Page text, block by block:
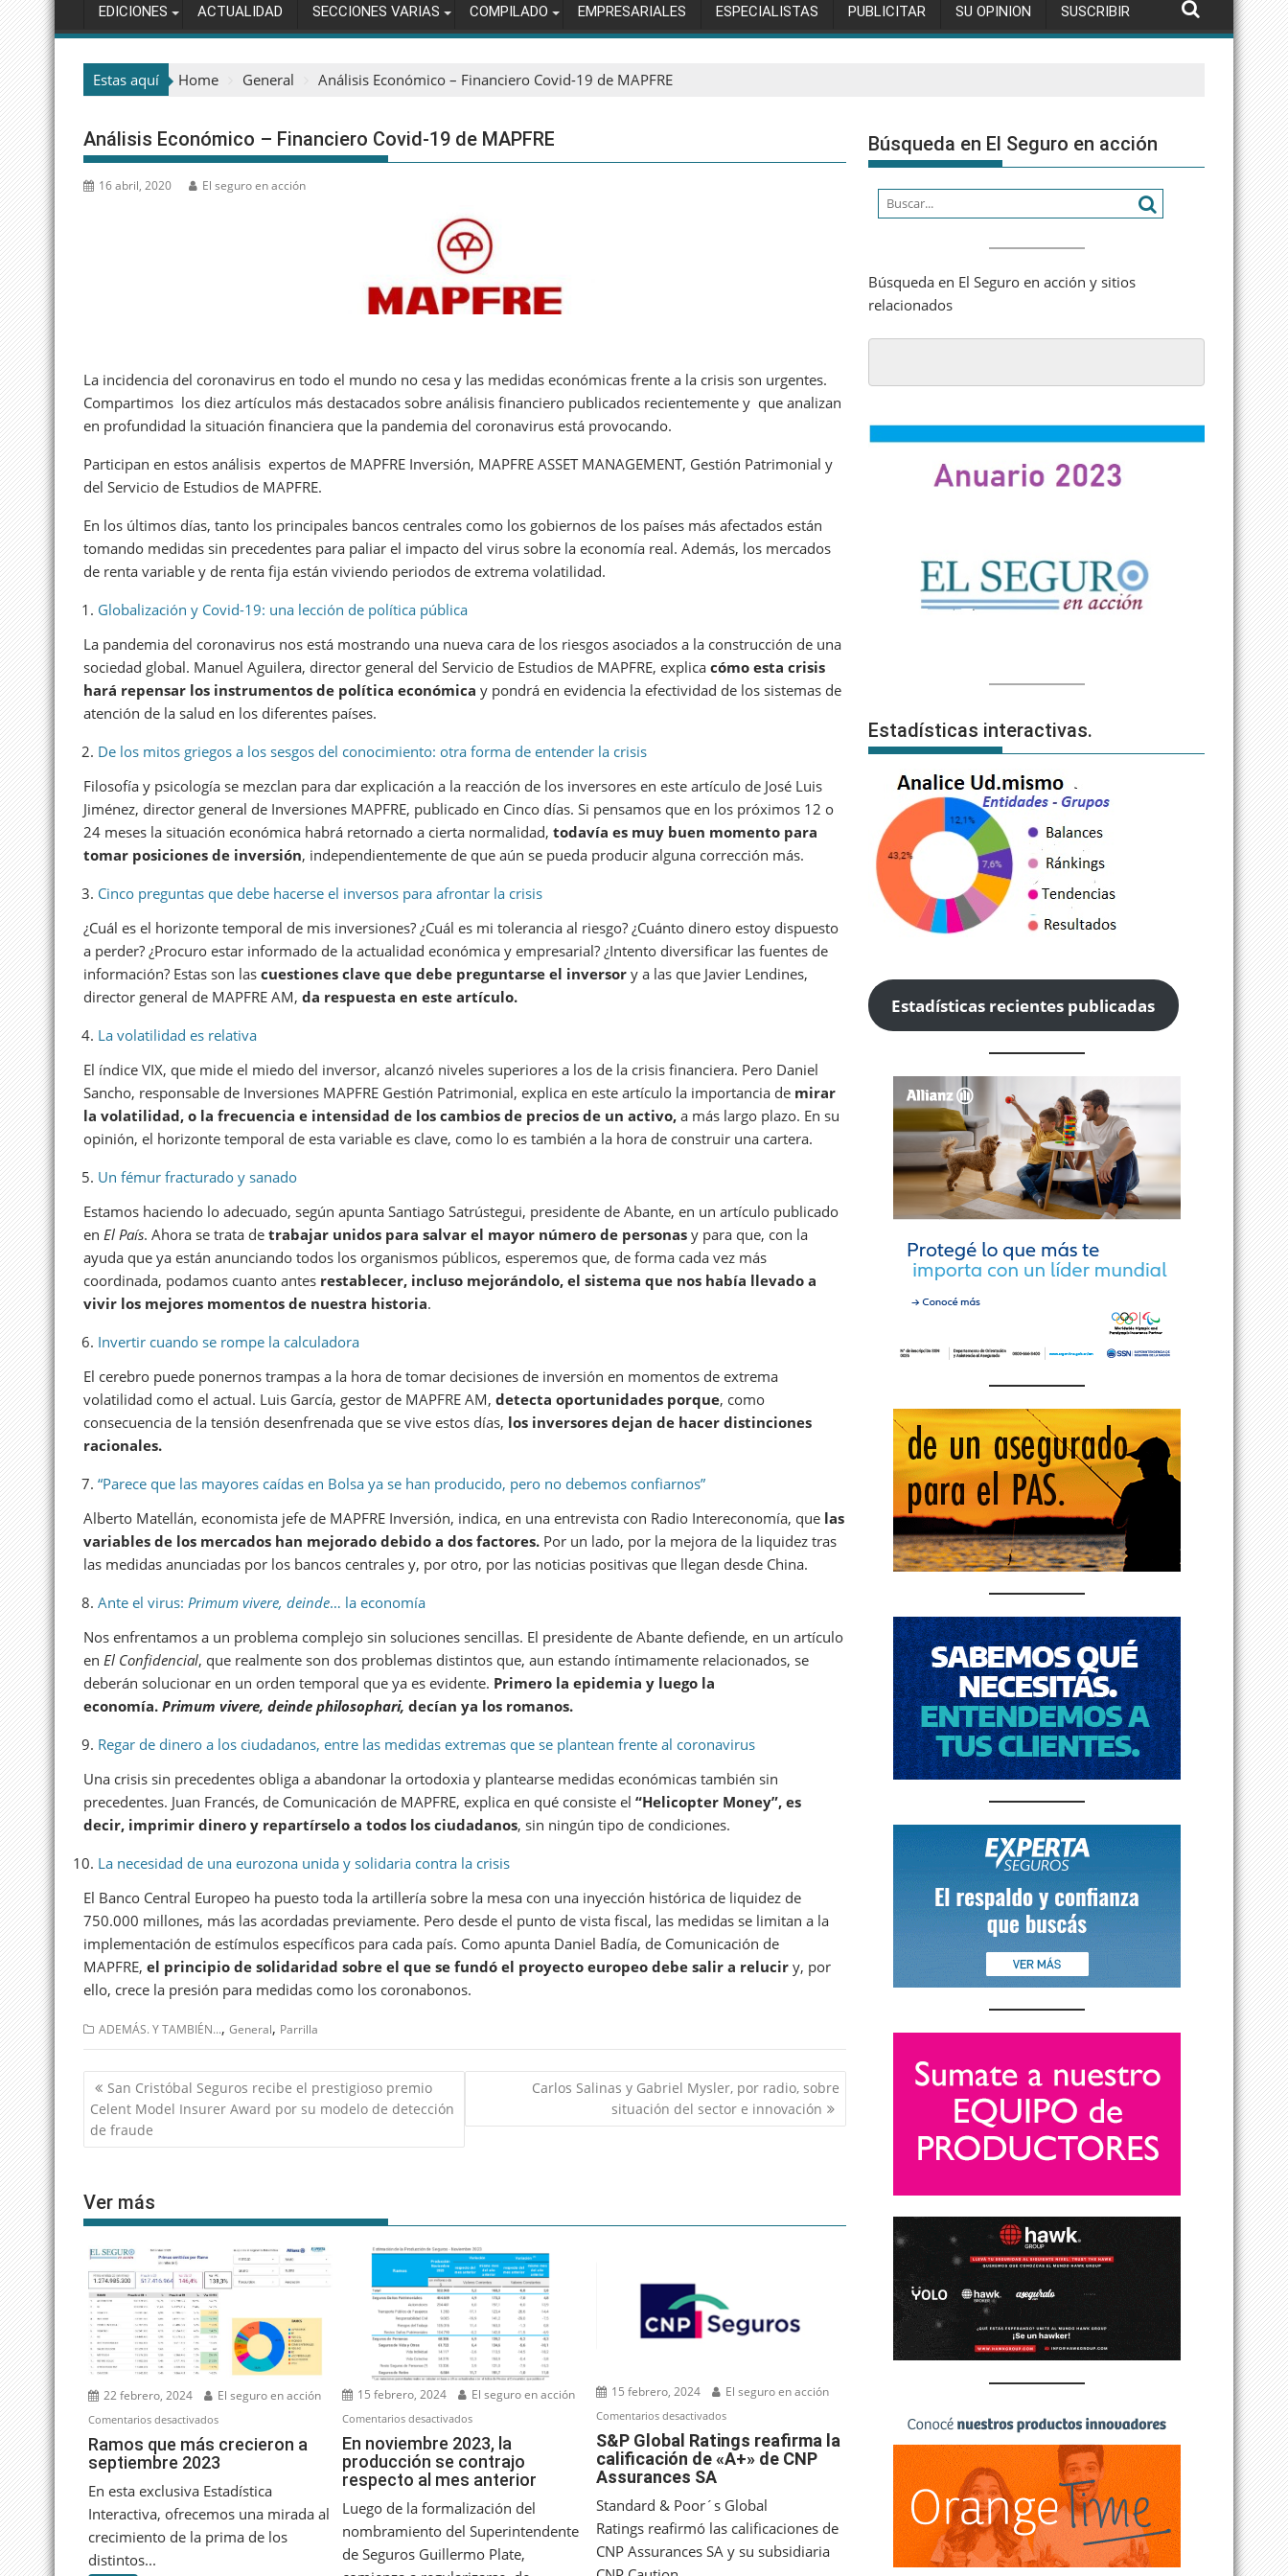
EDICIONES ACTUALIDAD SECCIONES VARIAS COMPILADO EMPRESARIALES ESPECIALISTAS PUBLICITAR SU OPINION SUSCRIBIR
Estas aquí Home General Análisis Económico – Financiero Covid-19 de MAPFRE
Análisis Económico – Financiero Covid-19 de MAPFRE
16 abril, 2020 El seguro en acción
La incidencia del coronavirus en todo el mundo no cesa y las medidas económicas frente a la crisis son urgentes.
Compartimos los diez artículos más destacados sobre análisis financiero publicados recientemente y que analizan
en profundidad la situación financiera que la pandemia del coronavirus está provocando.
Participan en estos análisis expertos de MAPFRE Inversión, MAPFRE ASSET MANAGEMENT, Gestión Patrimonial y
del Servicio de Estudios de MAPFRE.
En los últimos días, tanto los principales bancos centrales como los gobiernos de los países más afectados están
tomando medidas sin precedentes para paliar el impacto del virus sobre la economía real. Además, los mercados
de renta variable y de renta fija están viviendo periodos de extrema volatilidad.
Globalización y Covid-19: una lección de política pública
La pandemia del coronavirus nos está mostrando una nueva cara de los riesgos asociados a la construcción de una
sociedad global. Manuel Aguilera, director general del Servicio de Estudios de MAPFRE, explica cómo esta crisis
hará repensar los instrumentos de política económica y pondrá en evidencia la efectividad de los sistemas de
atención de la salud en los diferentes países.
De los mitos griegos a los sesgos del conocimiento: otra forma de entender la crisis
Filosofía y psicología se mezclan para dar explicación a la reacción de los inversores en este artículo de José Luis
Jiménez, director general de Inversiones MAPFRE, publicado en Cinco días. Si pensamos que en los próximos 12 o
24 meses la situación económica habrá retornado a cierta normalidad, todavía es muy buen momento para
tomar posiciones de inversión, independientemente de que aún se pueda producir alguna corrección más.
Cinco preguntas que debe hacerse el inversos para afrontar la crisis
¿Cuál es el horizonte temporal de mis inversiones? ¿Cuál es mi tolerancia al riesgo? ¿Cuánto dinero estoy dispuesto
a perder? ¿Procuro estar informado de la actualidad económica y empresarial? ¿Intento diversificar las fuentes de
información? Estas son las cuestiones clave que debe preguntarse el inversor y a las que Javier Lendines,
director general de MAPFRE AM, da respuesta en este artículo.
La volatilidad es relativa
El índice VIX, que mide el miedo del inversor, alcanzó niveles superiores a los de la crisis financiera. Pero Daniel
Sancho, responsable de Inversiones MAPFRE Gestión Patrimonial, explica en este artículo la importancia de mirar
la volatilidad, o la frecuencia e intensidad de los cambios de precios de un activo, a más largo plazo. En su
opinión, el horizonte temporal de esta variable es clave, como lo es también a la hora de construir una cartera.
Un fémur fracturado y sanado
Estamos haciendo lo adecuado, según apunta Santiago Satrústegui, presidente de Abante, en un artículo publicado
en El País. Ahora se trata de trabajar unidos para salvar el mayor número de personas y para que, con la
ayuda que ya están anunciando todos los organismos públicos, esperemos que, de forma cada vez más
coordinada, podamos cuanto antes restablecer, incluso mejorándolo, el sistema que nos había llevado a
vivir los mejores momentos de nuestra historia.
Invertir cuando se rompe la calculadora
El cerebro puede ponernos trampas a la hora de tomar decisiones de inversión en momentos de extrema
volatilidad como el actual. Luis García, gestor de MAPFRE AM, detecta oportunidades porque, como
consecuencia de la tensión desenfrenada que se vive estos días, los inversores dejan de hacer distinciones
racionales.
“Parece que las mayores caídas en Bolsa ya se han producido, pero no debemos confiarnos”
Alberto Matellán, economista jefe de MAPFRE Inversión, indica, en una entrevista con Radio Intereconomía, que las
variables de los mercados han mejorado debido a dos factores. Por un lado, por la mejora de la liquidez tras
las medidas anunciadas por los bancos centrales y, por otro, por las noticias positivas que llegan desde China.
Ante el virus: Primum vivere, deinde… la economía
Nos enfrentamos a un problema complejo sin soluciones sencillas. El presidente de Abante defiende, en un artículo
en El Confidencial, que realmente son dos problemas distintos que, aun estando íntimamente relacionados, se
deberán solucionar en un orden temporal que ya es evidente. Primero la epidemia y luego la
economía. Primum vivere, deinde philosophari, decían ya los romanos.
Regar de dinero a los ciudadanos, entre las medidas extremas que se plantean frente al coronavirus
Una crisis sin precedentes obliga a abandonar la ortodoxia y plantearse medidas económicas también sin
precedentes. Juan Francés, de Comunicación de MAPFRE, explica en qué consiste el “Helicopter Money”, es
decir, imprimir dinero y repartírselo a todos los ciudadanos, sin ningún tipo de condiciones.
La necesidad de una eurozona unida y solidaria contra la crisis
El Banco Central Europeo ha puesto toda la artillería sobre la mesa con una inyección histórica de liquidez de
750.000 millones, más las acordadas previamente. Pero desde el punto de vista fiscal, las medidas se limitan a la
implementación de estímulos específicos para cada país. Como apunta Daniel Badía, de Comunicación de
MAPFRE, el principio de solidaridad sobre el que se fundó el proyecto europeo debe salir a relucir y, por
ello, crece la presión para medidas como los coronabonos.
ADEMÁS. Y TAMBIÉN..., General, Parrilla
Navegación
de
entradas
San Cristóbal Seguros recibe el prestigioso premio
Celent Model Insurer Award por su modelo de detección
de fraude
Carlos Salinas y Gabriel Mysler, por radio, sobre
situación del sector e innovación
Ver más
22 febrero, 2024 El seguro en acción
Comentarios desactivadosen
Ramos
que
a
septiembre
Ramos que más crecieron a
septiembre 2023
En esta exclusiva Estadística
Interactiva, ofrecemos una mirada al
crecimiento de la prima de los
distintos...
15 febrero, 2024 El seguro en acción
Comentarios desactivadosen
En
noviembre
2023,
contrajo
En noviembre 2023, la
producción se contrajo
respecto al mes anterior
Luego de la formalización del
nombramiento del Superintendente
de Seguros Guillermo Plate,
15 febrero, 2024 El seguro en acción
Comentarios desactivadosen
S&P
Global
reafirma
de
S&P Global Ratings reafirma la
calificación de «A+» de CNP
Assurances SA
Standard & Poor´s Global
Ratings reafirmó las calificaciones de
CNP Assurances SA y su subsidiaria
Búsqueda en El Seguro en acción
Búsqueda en El Seguro en acción y sitios
relacionados
Estadísticas interactivas.
Estadísticas recientes publicadas